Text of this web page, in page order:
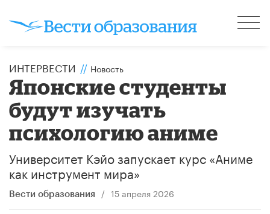
ИНТЕРВЕСТИ // Новость
Японские студенты
будут изучать
психологию аниме
Университет Кэйо запускает курс «Аниме
как инструмент мира»
Вести образования / 15 апреля 2026